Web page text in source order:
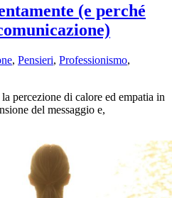
(e perché
, Pensieri, Professionismo,
percezione di calore ed empatia in
del messaggio e,